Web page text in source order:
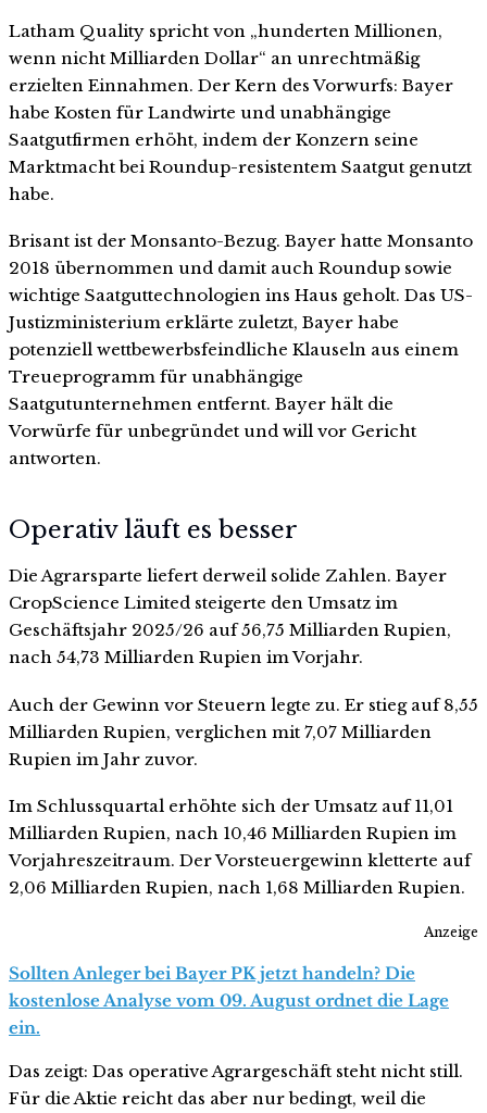
Latham Quality spricht von „hunderten Millionen,
wenn nicht Milliarden Dollar“ an unrechtmäßig
erzielten Einnahmen. Der Kern des Vorwurfs: Bayer
habe Kosten für Landwirte und unabhängige
Saatgutfirmen erhöht, indem der Konzern seine
Marktmacht bei Roundup-resistentem Saatgut genutzt
habe.
Brisant ist der Monsanto-Bezug. Bayer hatte Monsanto
2018 übernommen und damit auch Roundup sowie
wichtige Saatguttechnologien ins Haus geholt. Das US-
Justizministerium erklärte zuletzt, Bayer habe
potenziell wettbewerbsfeindliche Klauseln aus einem
Treueprogramm für unabhängige
Saatgutunternehmen entfernt. Bayer hält die
Vorwürfe für unbegründet und will vor Gericht
antworten.
Operativ läuft es besser
Die Agrarsparte liefert derweil solide Zahlen. Bayer
CropScience Limited steigerte den Umsatz im
Geschäftsjahr 2025/26 auf 56,75 Milliarden Rupien,
nach 54,73 Milliarden Rupien im Vorjahr.
Auch der Gewinn vor Steuern legte zu. Er stieg auf 8,55
Milliarden Rupien, verglichen mit 7,07 Milliarden
Rupien im Jahr zuvor.
Im Schlussquartal erhöhte sich der Umsatz auf 11,01
Milliarden Rupien, nach 10,46 Milliarden Rupien im
Vorjahreszeitraum. Der Vorsteuergewinn kletterte auf
2,06 Milliarden Rupien, nach 1,68 Milliarden Rupien.
Anzeige
Sollten Anleger bei Bayer PK jetzt handeln? Die
kostenlose Analyse vom 09. August ordnet die Lage
ein.
Das zeigt: Das operative Agrargeschäft steht nicht still.
Für die Aktie reicht das aber nur bedingt, weil die